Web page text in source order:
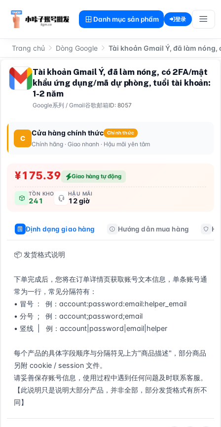
Danh mục sản phẩm 登录
Trang chủ Dòng Google Tài khoản Gmail Ý, đã làm
Tài khoản Gmail Ý, đã làm nóng, có 2FA/mật
khẩu ứng dụng/mã dự phòng, tuổi tài khoản:
1-2 năm
Google系列 / Gmail谷歌邮箱ID: 8057
C
Cửa hàng chính thức Chính thức
Chính hãng · Giao nhanh · Hậu mãi yên tâm
¥175.39 Giao hàng tự động
TỒN KHO
241
HẬU MÃI
12 giờ
Định dạng giao hàng Hướng dẫn mua hàng
📦 发货格式说明
下单完成后，您将在订单详情页获取账号文本信息，单条账号通
常为一行，常见分隔符有：
• 冒号  :   例：account:password:email:helper_email
• 分号  ;   例：account;password;email
• 竖线  |   例：account|password|email|helper
每个产品的具体字段顺序与分隔符见上方"商品描述"，部分商品
另附 cookie / session 文件。
请妥善保存账号信息，使用过程中遇到任何问题及时联系客服。
【此说明只是说明大部分产品，并非全部，部分发货格式有所不
同】